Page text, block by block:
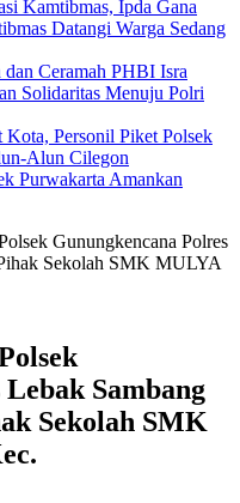
Kamtibmas, Ipda Gana
Datangi Warga Sedang
Ceramah PHBI Isra
Solidaritas Menuju Polri
Kota, Personil Piket Polsek
Alun Cilegon
Purwakarta Amankan
Gunungkencana Polres
Sekolah SMK MULYA
Sambang
Sekolah SMK